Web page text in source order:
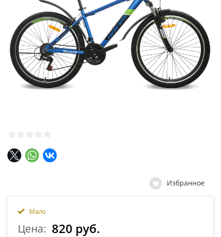
Избранное
Мало
Цена: 820 руб.